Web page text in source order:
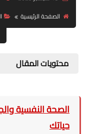
الصفحة الرئيسية
محتويات المقال
الصحة النفسية
حياتك